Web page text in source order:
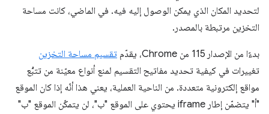
لتحديد المكان الذي يمكن الوصول إليه فيه. في الماضي، كانت مساحة
التخزين مرتبطة بالمصدر.
بدءًا من الإصدار 115 من Chrome، يقدّم
تقسيم مساحة التخزين
تغييرات في كيفية تحديد مفاتيح التقسيم لمنع أنواع معيّنة من تتبُّع
مواقع إلكترونية متعددة. من الناحية العملية، يعني هذا أنّه إذا كان الموقع
"أ" يتضمّن إطار iframe يحتوي على الموقع "ب"، لن يتمكّن الموقع "ب"